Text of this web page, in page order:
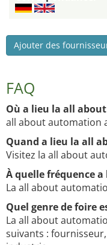
Ajouter des
FAQ
Où a lieu la all
all about automation
Quand a lieu la all
Visitez la all about
À quelle fréquence
La all about
Quel genre de foire
La all about
suivants :